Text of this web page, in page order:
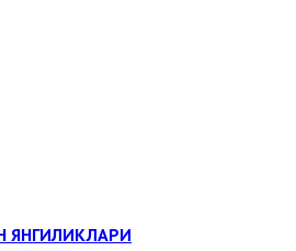
ЯНГИЛИКЛАРИ